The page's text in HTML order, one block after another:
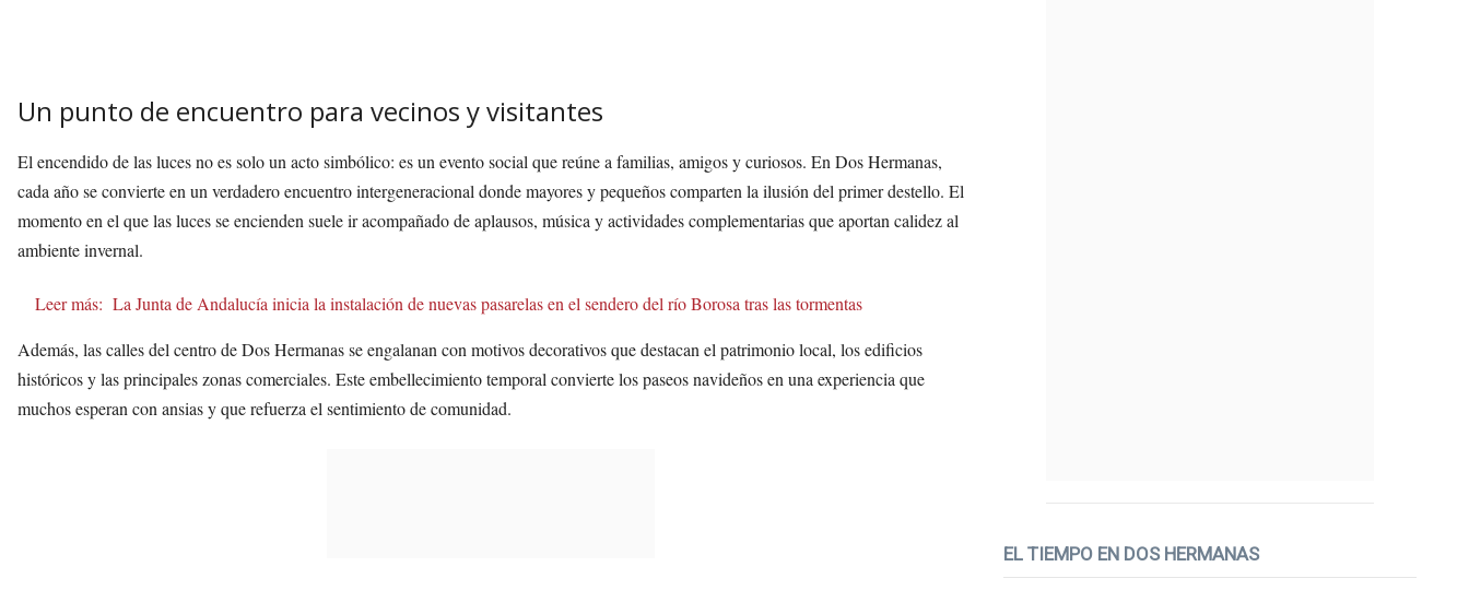
Un punto de encuentro para vecinos y visitantes
El encendido de las luces no es solo un acto simbólico: es un evento social que reúne a familias, amigos y curiosos. En Dos Hermanas,
cada año se convierte en un verdadero encuentro intergeneracional donde mayores y pequeños comparten la ilusión del primer destello. El
momento en el que las luces se encienden suele ir acompañado de aplausos, música y actividades complementarias que aportan calidez al
ambiente invernal.
Leer más: La Junta de Andalucía inicia la instalación de nuevas pasarelas en el sendero del río Borosa tras las tormentas
Además, las calles del centro de Dos Hermanas se engalanan con motivos decorativos que destacan el patrimonio local, los edificios
históricos y las principales zonas comerciales. Este embellecimiento temporal convierte los paseos navideños en una experiencia que
muchos esperan con ansias y que refuerza el sentimiento de comunidad.
EL TIEMPO EN DOS HERMANAS